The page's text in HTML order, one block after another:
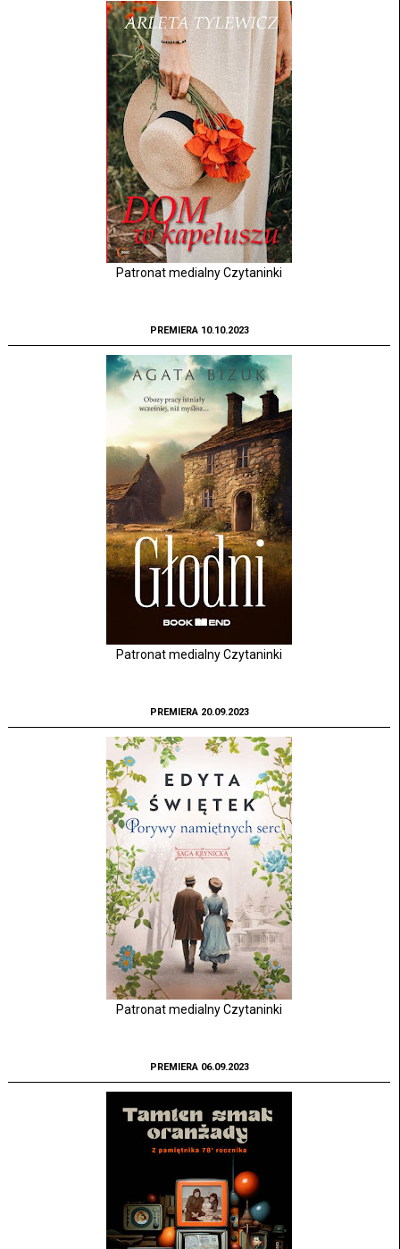
Patronat medialny Czytaninki
PREMIERA 10.10.2023
Patronat medialny Czytaninki
PREMIERA 20.09.2023
Patronat medialny Czytaninki
PREMIERA 06.09.2023